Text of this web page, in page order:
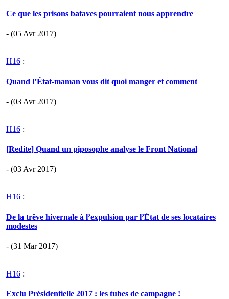
Ce que les prisons bataves pourraient nous apprendre
- (05 Avr 2017)
H16 :
Quand l’État-maman vous dit quoi manger et comment
- (03 Avr 2017)
H16 :
[Redite] Quand un piposophe analyse le Front National
- (03 Avr 2017)
H16 :
De la trêve hivernale à l’expulsion par l’État de ses locataires
modestes
- (31 Mar 2017)
H16 :
Exclu Présidentielle 2017 : les tubes de campagne !